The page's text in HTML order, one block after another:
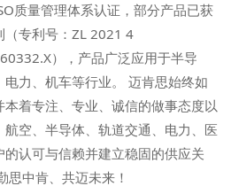
质量管理体系认证，部分产品已获
（专利号：ZL 2021 4
），产品广泛应用于半导
力、机车等行业。 迈肯思始终如
着专注、专业、诚信的做事态度以
空、半导体、轨道交通、电力、医
认可与信赖并建立稳固的供应关
思中肯、共迈未来！